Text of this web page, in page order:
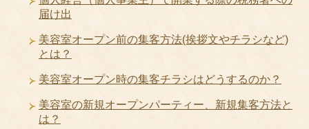
届け出
美容室オープン前の集客方法(挨拶文やチラシなど)
とは？
美容室オープン時の集客チラシはどうするのか？
美容室の新規オープンパーティー、新規集客方法と
は？